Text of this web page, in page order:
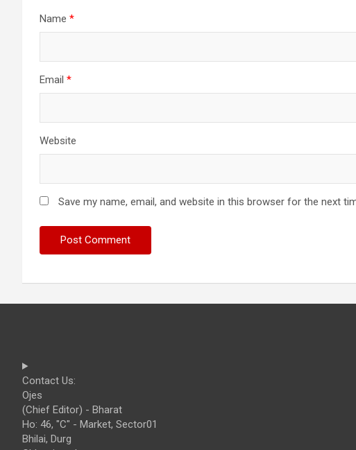
Name *
Email *
Website
Save my name, email, and website in this browser for the next
Contact Us:
Ojes
(Chief Editor) - Bharat
Ho: 46, "C" - Market, Sector01
Bhilai, Durg